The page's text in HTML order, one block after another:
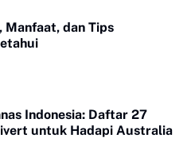
Manfaat, dan Tips
Indonesia: Daftar 27
untuk Hadapi Australia